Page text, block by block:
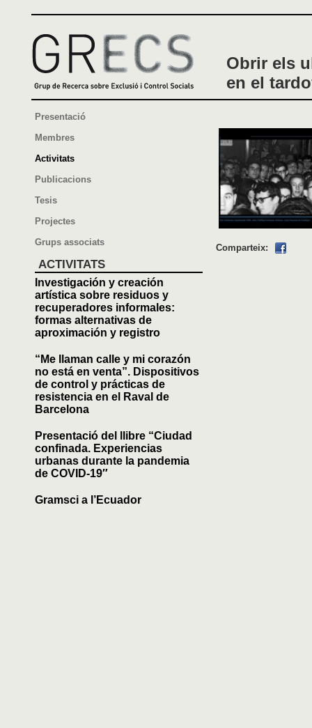
Obrir els
en el
Presentació
Membres
Activitats
Publicacions
Tesis
Projectes
Grups associats
ACTIVITATS
Investigación y creación
artística sobre residuos y
recuperadores informales:
formas alternativas de
aproximación y registro
“Me llaman calle y mi corazón
no está en venta”. Dispositivos
de control y prácticas de
resistencia en el Raval de
Barcelona
Presentació del llibre “Ciudad
confinada. Experiencias
urbanas durante la pandemia
de COVID-19″
Gramsci a l’Ecuador
Comparteix: